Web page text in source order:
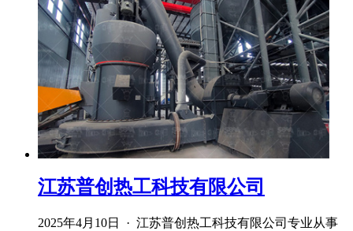
江苏普创热工科技有限公司
2025年4月10日 · 江苏普创热工科技有限公司专业从事